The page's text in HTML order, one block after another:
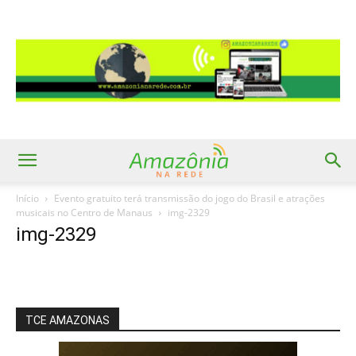
Início
Evento gratuito terá transmissão do jogo do Brasil e atrações
musicais no Centro de Manaus
img-2329
img-2329
TCE AMAZONAS